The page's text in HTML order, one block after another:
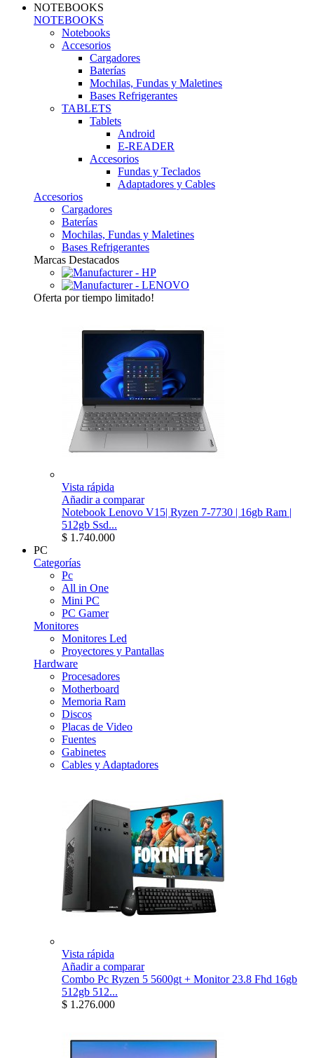
NOTEBOOKS
NOTEBOOKS
Notebooks
Accesorios
Cargadores
Baterías
Mochilas, Fundas y Maletines
Bases Refrigerantes
TABLETS
Tablets
Android
E-READER
Accesorios
Fundas y Teclados
Adaptadores y Cables
Accesorios
Cargadores
Baterías
Mochilas, Fundas y Maletines
Bases Refrigerantes
Marcas Destacados
Oferta por tiempo limitado!
Vista rápida
Añadir a comparar
Notebook Lenovo V15| Ryzen 7-7730 | 16gb Ram |
512gb Ssd...
$ 1.740.000
PC
Categorías
Pc
All in One
Mini PC
PC Gamer
Monitores
Monitores Led
Proyectores y Pantallas
Hardware
Procesadores
Motherboard
Memoria Ram
Discos
Placas de Video
Fuentes
Gabinetes
Cables y Adaptadores
Vista rápida
Añadir a comparar
Combo Pc Ryzen 5 5600gt + Monitor 23.8 Fhd 16gb
512gb 512...
$ 1.276.000